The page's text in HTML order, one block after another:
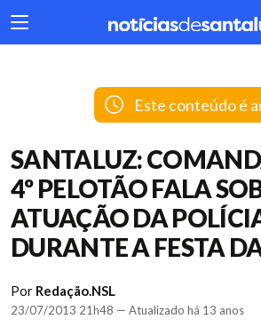
404
Este conteúdo é
SANTALUZ:
4º PELOTÃO FALA
ATUAÇÃO DA
DURANTE A FESTA
Por Redação.NSL
23/07/2013 21h48 — Atualizado há 13 anos